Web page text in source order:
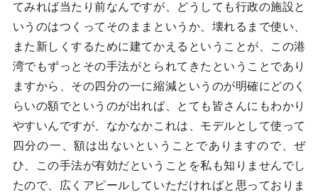
てみれば当たり前なんですが、どうしても行政の施設と
いうのはつくってそのままというか、壊れるまで使い、
また新しくするために建てかえるということが、この港
湾でもずっとその手法がとられてきたということであり
ますから、その四分の一に縮減というのが明確にどのく
らいの額でというのが出れば、とても皆さんにもわかり
やすいんですが、なかなかこれは、モデルとして使って
四分の一、額は出ないということでありますので、ぜ
ひ、この手法が有効だということを私も知りませんでし
たので、広くアピールしていただければと思っておりま